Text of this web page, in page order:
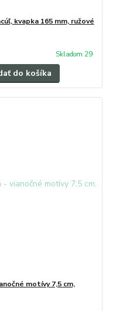
kvapka 165 mm, ružové
Skladom 29
do košíka
motívy 7,5 cm,